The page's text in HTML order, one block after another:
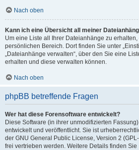
Nach oben
Kann ich eine Übersicht all meiner
Um eine Liste all Ihrer Dateianhänge zu
persönlichen Bereich. Dort finden Sie unter
„Dateianhänge verwalten“, über den Sie eine
erhalten und diese verwalten können.
Nach oben
phpBB betreffende Fragen
Wer hat diese Forensoftware entwickelt?
Diese Software (in ihrer unmodifizierten
entwickelt und veröffentlicht. Sie ist
der GNU General Public License, Version 2
frei vertrieben werden. Weitere Details finden Sie